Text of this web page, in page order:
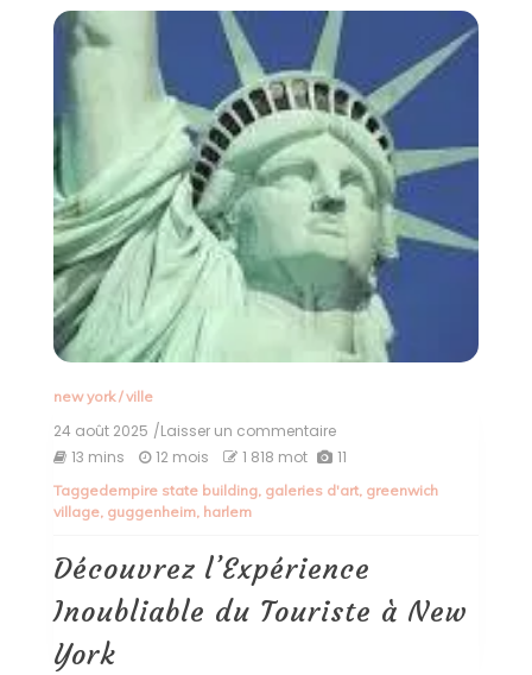
new york/ville
24 août 2025 /Laisser un commentaireon
Découvrez
Inoubliable
New
York
13 mins 12 mois 1 818 mot 11
Taggedempire state building, galeries d'art, greenwich
village, guggenheim, harlem
Découvrez l’Expérience
Inoubliable du Touriste à New
York